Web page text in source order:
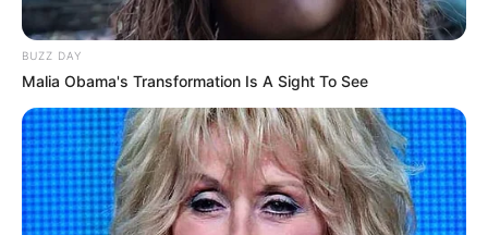
BUZZ DAY
Malia Obama's Transformation Is A Sight To See